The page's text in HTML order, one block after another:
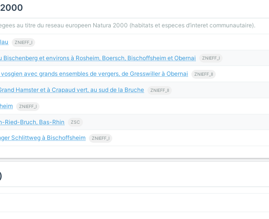
au titre du reseau europeen Natura 2000 (habitats et especes d’interet communautaire).
ZNIEFF_I
Bischenberg et environs à Rosheim, Boersch, Bischoffsheim et Obernai ZNIEFF_I
avec grands ensembles de vergers, de Gresswiller à Obernai ZNIEFF_II
Hamster et à Crapaud vert, au sud de la Bruche ZNIEFF_II
ZNIEFF_I
Ried-Bruch, Bas-Rhin ZSC
Schlittweg à Bischoffsheim ZNIEFF_I